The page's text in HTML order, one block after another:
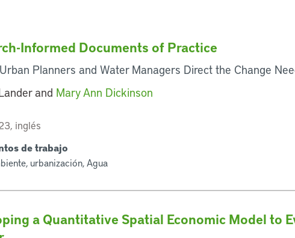
Informed Documents of Practice
Planners and Water Managers Direct the Change
and Mary Ann Dickinson
inglés
de trabajo
urbanización, Agua
a Quantitative Spatial Economic Model to